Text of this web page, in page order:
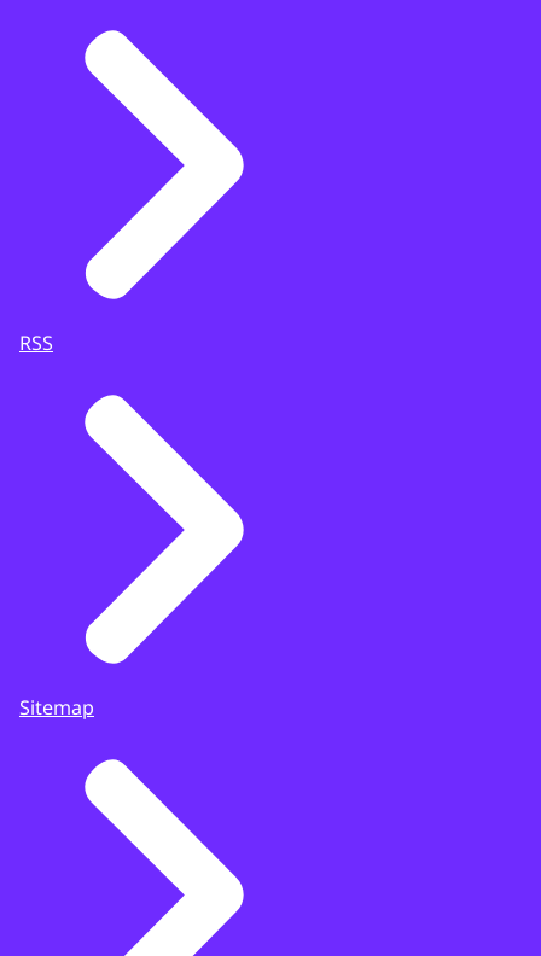
RSS
Sitemap